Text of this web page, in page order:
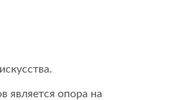
является опора на